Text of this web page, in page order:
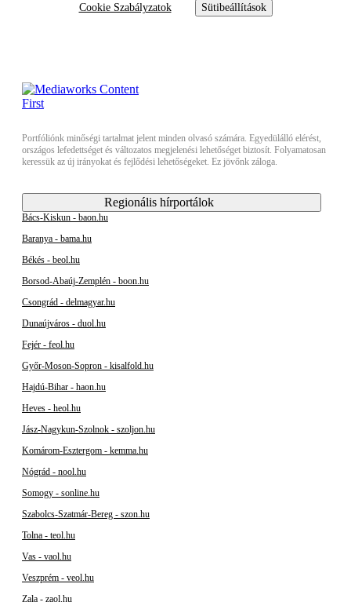
Cookie Szabályzatok Sütibeállítások
Portfóliónk minőségi tartalmat jelent minden olvasó számára. Egyedülálló elérést,
országos lefedettséget és változatos megjelenési lehetőséget biztosít. Folyamatosan
keressük az új irányokat és fejlődési lehetőségeket. Ez jövőnk záloga.
Regionális hírportálok
Bács-Kiskun - baon.hu
Baranya - bama.hu
Békés - beol.hu
Borsod-Abaúj-Zemplén - boon.hu
Csongrád - delmagyar.hu
Dunaújváros - duol.hu
Fejér - feol.hu
Győr-Moson-Sopron - kisalfold.hu
Hajdú-Bihar - haon.hu
Heves - heol.hu
Jász-Nagykun-Szolnok - szoljon.hu
Komárom-Esztergom - kemma.hu
Nógrád - nool.hu
Somogy - sonline.hu
Szabolcs-Szatmár-Bereg - szon.hu
Tolna - teol.hu
Vas - vaol.hu
Veszprém - veol.hu
Zala - zaol.hu